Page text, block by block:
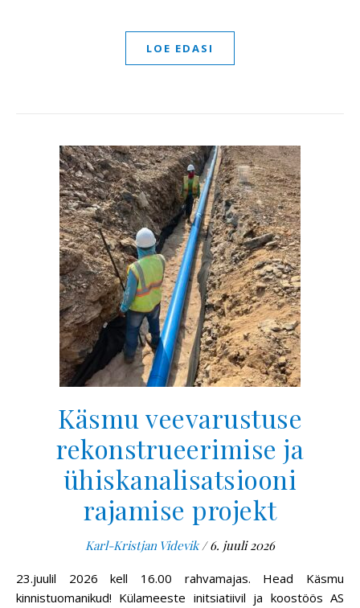
LOE EDASI
Käsmu veevarustuse
rekonstrueerimise ja
ühiskanalisatsiooni
rajamise projekt
Karl-Kristjan Videvik / 6. juuli 2026
23.juulil 2026 kell 16.00 rahvamajas. Head Käsmu
kinnistuomanikud! Külameeste initsiatiivil ja koostöös AS